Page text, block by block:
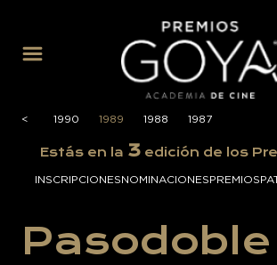
<
<
1991 1990 1989 1988 1987
Estás en la 3 edición de los
INSCRIPCIONESNOMINACIONESPREMIOS
Pasodoble